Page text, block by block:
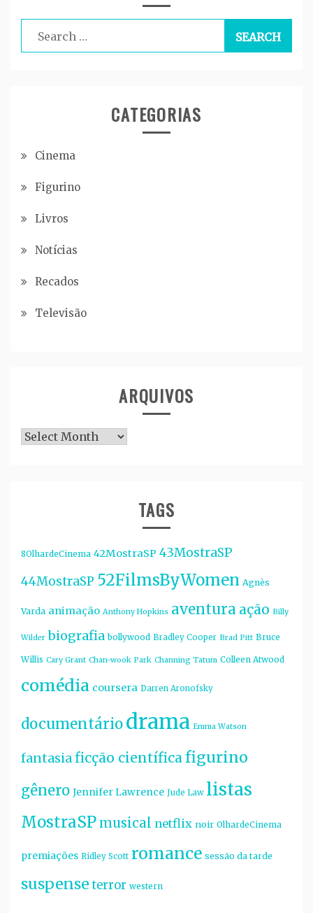
for:
CATEGORIAS
Cinema
Figurino
Livros
Notícias
Recados
Televisão
ARQUIVOS
Arquivos
TAGS
8OlhardeCinema 42MostraSP 43MostraSP
44MostraSP 52FilmsByWomen Agnès
Varda animação Anthony Hopkins aventura ação Billy
Wilder biografia bollywood Bradley Cooper Brad Pitt Bruce
Willis Cary Grant Chan-wook Park Channing Tatum Colleen Atwood
comédia coursera Darren Aronofsky
documentáriodrama Emma Watson
fantasiaficção científica figurino
gênero Jennifer Lawrence Jude Law listas
MostraSP musical netflix noir OlhardeCinema
premiações Ridley Scott romance sessão da tarde
suspense terror western